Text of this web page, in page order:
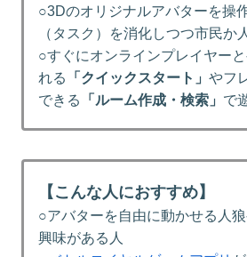
○3Dのオリジナルアバターを操
（タスク）を消化しつつ市民か
○すぐにオンラインプレイヤー
れる
「クイックスタート」やフ
できる
「ルーム作成・検索」 で
【こんな人におすすめ】
○アバターを自由に動かせる人
興味がある人